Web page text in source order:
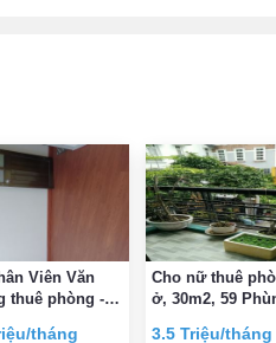
Viên Văn
thuê phòng -
tháng
Cho nữ thuê
ở, 30m2, 59
3.5 Triệu/tháng